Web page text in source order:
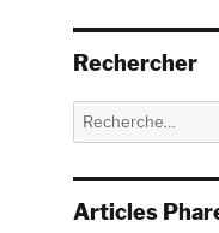
Rechercher
Recherche
pour :
Articles